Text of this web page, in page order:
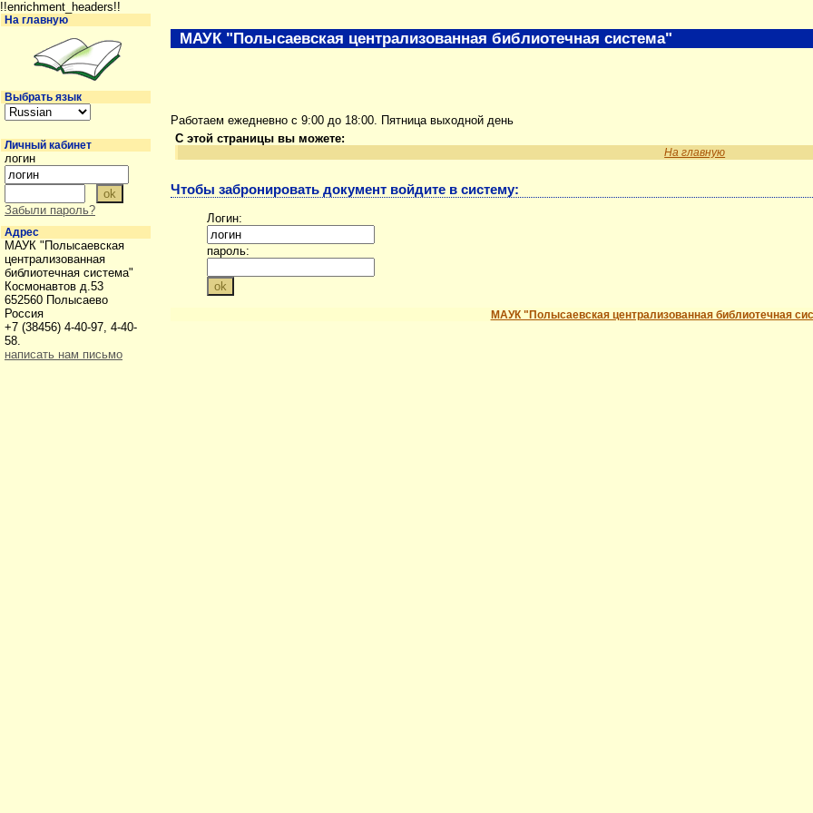
!!enrichment_headers!!
Работаем ежедневно с 9:00 до 18:00. Пятница выходной день
С этой страницы вы можете:
На главную
Чтобы забронировать документ войдите в систему:
Логин:
пароль:
МАУК "Полысаевская централизованная библиотечная
МАУК "Полысаевская централизованная библиотечная система"
На главную
Выбрать язык
Личный кабинет
логин
Забыли пароль?
Адрес
МАУК "Полысаевская
централизованная
библиотечная система"
Космонавтов д.53
652560 Полысаево
Россия
+7 (38456) 4-40-97, 4-40-
58.
написать нам письмо